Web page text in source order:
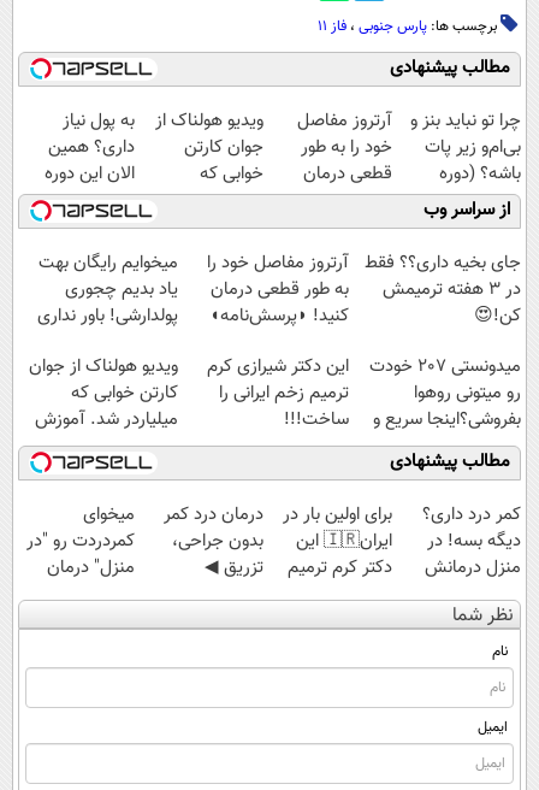
برچسب ها: پارس جنوبی ، فاز 11
مطالب پیشنهادی
چرا تو نباید بنز و
بی‌ام‌و زیر پات
باشه؟ (دوره
رایگان درآمد
میلیاردی)
آرتروز مفاصل
خود را به طور
قطعی درمان
کنید!
◗پرسش‌نامه◖
ویدیو هولناک از
جوان کارتن
خوابی که
میلیاردر شد.
آموزش رایگان
به پول نیاز
داری؟ همین
الان این دوره
رایگان رو شرکت
کن تا دیر نشده!
از سراسر وب
جای بخیه داری؟؟ فقط
در 3 هفته ترمیمش
کن!😍
آرتروز مفاصل خود را
به طور قطعی درمان
کنید! ◗پرسش‌نامه◖
میخوایم رایگان بهت
یاد بدیم چجوری
پولدارشی! باور نداری
میدونستی 207 خودت
رو میتونی روهوا
بفروشی؟اینجا سریع و
راحت بفروش
این دکتر شیرازی کرم
ترمیم زخم ایرانی را
ساخت!!!
ویدیو هولناک از جوان
کارتن خوابی که
میلیاردر شد. آموزش
رایگان
مطالب پیشنهادی
کمر درد داری؟
دیگه بسه! در
منزل درمانش
کن
(◀پرسش‌نامه)
برای اولین بار در
ایران🇮🇷 این
دکتر کرم ترمیم
کننده 23 روزه
ساخت!
درمان درد کمر
بدون جراحی،
تزریق ◀
پرسش‌نامه رو پر
کن ▶
میخوای
کمردردت رو "در
منزل" درمان
کنی؟ (◂فیلم +
◂پرسش‌نامه)
نظر شما
نام
ایمیل